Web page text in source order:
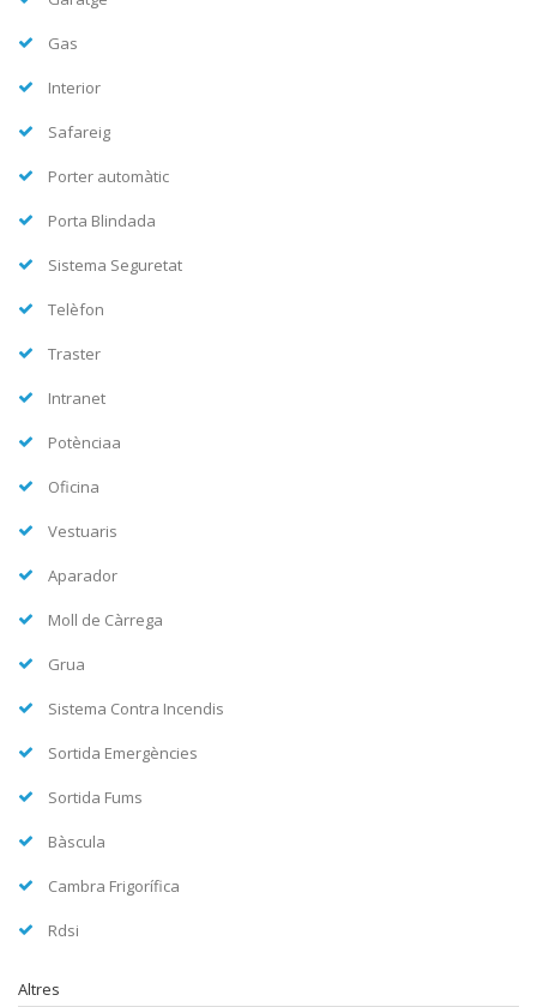
Gas
Interior
Safareig
Porter automàtic
Porta Blindada
Sistema Seguretat
Telèfon
Traster
Intranet
Potènciaa
Oficina
Vestuaris
Aparador
Moll de Càrrega
Grua
Sistema Contra Incendis
Sortida Emergències
Sortida Fums
Bàscula
Cambra Frigorífica
Rdsi
Altres